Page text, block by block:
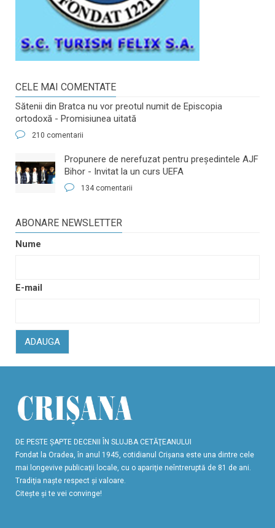
CELE MAI COMENTATE
Sătenii din Bratca nu vor preotul numit de Episcopia
ortodoxă - Promisiunea uitată
210 comentarii
​Propunere de nerefuzat pentru preşedintele AJF
Bihor - Invitat la un curs UEFA
134 comentarii
ABONARE NEWSLETTER
Nume
E-mail
ADAUGA
DE PESTE ŞAPTE DECENII ÎN SLUJBA CETĂŢEANULUI
Fondat la Oradea, în anul 1945, cotidianul Crişana este una dintre cele
mai longevive publicaţii locale, cu o apariţie neîntreruptă de 81 de ani.
Tradiţia naşte respect şi valoare.
Citeşte şi te vei convinge!